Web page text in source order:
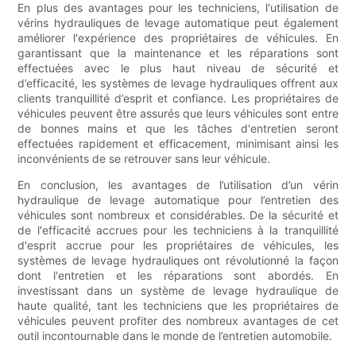
En plus des avantages pour les techniciens, l'utilisation de
vérins hydrauliques de levage automatique peut également
améliorer l'expérience des propriétaires de véhicules. En
garantissant que la maintenance et les réparations sont
effectuées avec le plus haut niveau de sécurité et
d’efficacité, les systèmes de levage hydrauliques offrent aux
clients tranquillité d’esprit et confiance. Les propriétaires de
véhicules peuvent être assurés que leurs véhicules sont entre
de bonnes mains et que les tâches d'entretien seront
effectuées rapidement et efficacement, minimisant ainsi les
inconvénients de se retrouver sans leur véhicule.
En conclusion, les avantages de l’utilisation d’un vérin
hydraulique de levage automatique pour l’entretien des
véhicules sont nombreux et considérables. De la sécurité et
de l'efficacité accrues pour les techniciens à la tranquillité
d'esprit accrue pour les propriétaires de véhicules, les
systèmes de levage hydrauliques ont révolutionné la façon
dont l'entretien et les réparations sont abordés. En
investissant dans un système de levage hydraulique de
haute qualité, tant les techniciens que les propriétaires de
véhicules peuvent profiter des nombreux avantages de cet
outil incontournable dans le monde de l’entretien automobile.